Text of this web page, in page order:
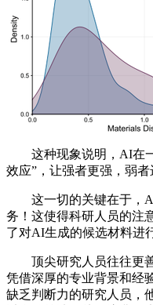
这种现象说明，AI在一
效应”，让强者更强，弱者
这一切的关键在于，AI
务！这使得科研人员的注
了对AI生成的候选材料进
顶尖研究人员往往更善
凭借深厚的专业背景和经
缺乏判断力的研究人员，